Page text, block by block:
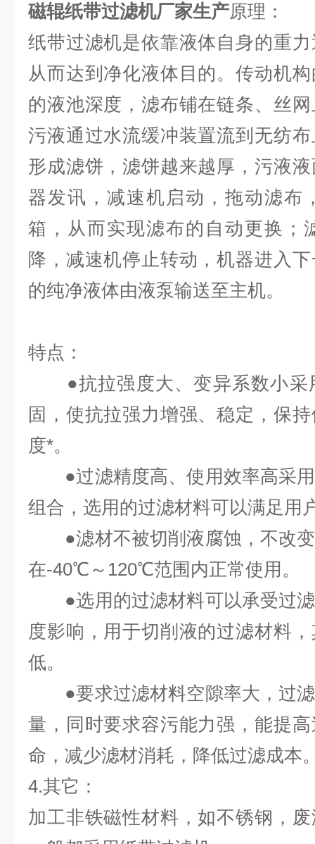
磁辊纸带过滤机厂家生产原理：
纸带过滤机是依靠液体自身的重
从而达到净化液体目的。传动机
的液池深度，滤布铺在链条、丝
污液通过水流缓冲装置流到无纺
形成滤饼，滤饼越来越厚，污液
器发讯，减速机启动，拖动滤布
箱，从而实现滤布的自动更换；
降，减速机停止转动，机器进入
的纯净液体由液泵输送至主机。
特点：
●抗拉强度大、变异系数小采
固，使抗拉强力增强、稳定，保
度*。
●过滤精度高、使用效率高采用
组合，选用的过滤材料可以满足用
●滤材不被切削液腐蚀，不改变
在-40℃～120℃范围内正常使用。
●选用的过滤材料可以承受过滤
度影响，用于切削液的过滤材料
低。
●要求过滤材料空隙率大，过滤
量，同时要求容污能力强，能提
命，减少滤材消耗，降低过滤成本
4.其它：
加工非铁磁性材料，如不锈钢，